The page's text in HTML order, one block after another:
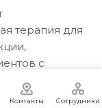
терапия для
с
нервы,
Контакты Сотрудники